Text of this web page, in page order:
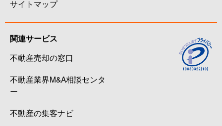
サイトマップ
関連サービス
不動産売却の窓口
不動産業界M&A相談センタ
ー
不動産の集客ナビ